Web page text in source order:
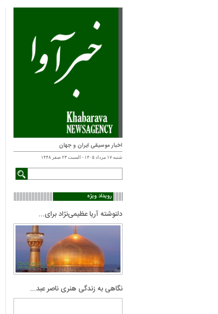
اخبار موسیقی ایران و جهان
شنبه ۱۷ مرداد ۱۴۰۵ - السبت ۲۳ صفر ۱۴۴۸
رویداد ویژه
دلنوشته آریا عظیمی‌نژاد برای...
نگاهی به زندگی هنری ناصر عبد...